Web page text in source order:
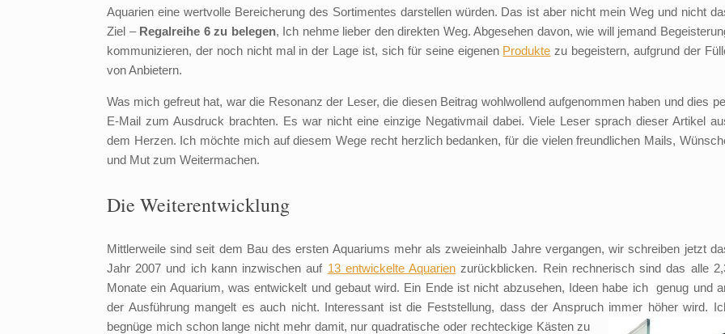
Aquarien eine wertvolle Bereicherung des Sortimentes darstellen würden. Das ist aber nicht mein Weg und nicht
Ziel – Regalreihe 6 zu belegen, Ich nehme lieber den direkten Weg. Abgesehen davon, wie will jemand
kommunizieren, der noch nicht mal in der Lage ist, sich für seine eigenen Produkte zu begeistern, aufgrund der
von Anbietern.
Was mich gefreut hat, war die Resonanz der Leser, die diesen Beitrag wohlwollend aufgenommen haben und dies
E-Mail zum Ausdruck brachten. Es war nicht eine einzige Negativmail dabei. Viele Leser sprach dieser Artikel
dem Herzen. Ich möchte mich auf diesem Wege recht herzlich bedanken, für die vielen freundlichen Mails,
und Mut zum Weitermachen.
Die Weiterentwicklung
Mittlerweile sind seit dem Bau des ersten Aquariums mehr als zweieinhalb Jahre vergangen, wir schreiben jetzt
Jahr 2007 und ich kann inzwischen auf 13 entwickelte Aquarien zurückblicken. Rein rechnerisch sind das alle
Monate ein Aquarium, was entwickelt und gebaut wird. Ein Ende ist nicht abzusehen, Ideen habe ich genug und
der Ausführung mangelt es auch nicht. Interessant ist die Feststellung, dass der Anspruch immer höher wird.
begnüge mich schon lange nicht mehr damit, nur quadratische oder rechteckige Kästen zu